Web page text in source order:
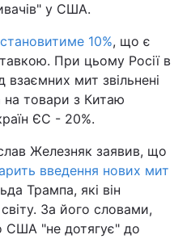
у США.
10%, що є
При цьому Росії в
мит звільнені
товари з Китаю
ЄС - 20%.
Железняк заявив, що
введення нових мит
Трампа, які він
За його словами,
США "не дотягує" до